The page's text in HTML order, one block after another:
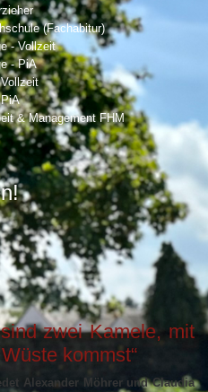
(Fachabitur)
- Vollzeit
- PiA
& Management FHM
zwei Kamele, mit
kommst“
Alexander Möhrer und Claudia